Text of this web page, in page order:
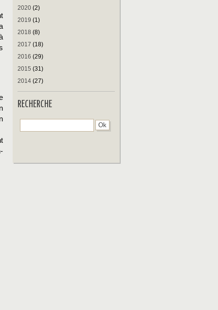
2020 (2)
2019 (1)
2018 (8)
2017 (18)
2016 (29)
2015 (31)
2014 (27)
RECHERCHE